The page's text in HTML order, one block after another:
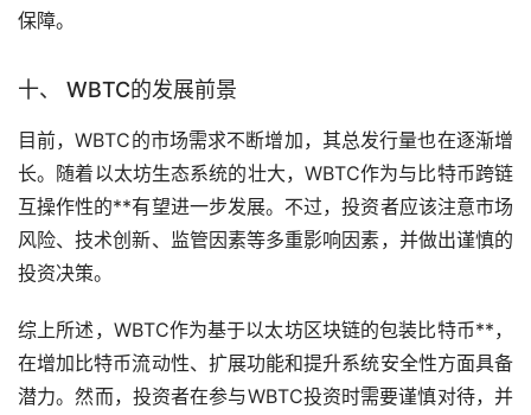
保障。
十、 WBTC的发展前景
目前，WBTC的市场需求不断增加，其总发行量也在逐渐增
长。随着以太坊生态系统的壮大，WBTC作为与比特币跨链
互操作性的**有望进一步发展。不过，投资者应该注意市场
风险、技术创新、监管因素等多重影响因素，并做出谨慎的
投资决策。
综上所述，WBTC作为基于以太坊区块链的包装比特币**，
在增加比特币流动性、扩展功能和提升系统安全性方面具备
潜力。然而，投资者在参与WBTC投资时需要谨慎对待，并